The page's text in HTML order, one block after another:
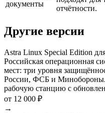
документы
отчётности.
Другие версии
Astra Linux Special Edition
Российская операционная
мест: три уровня
России, ФСБ и Минобороны.
рабочую станцию с
от 12 000 ₽
→